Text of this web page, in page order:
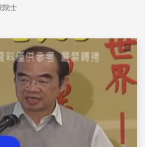
院士
儲存